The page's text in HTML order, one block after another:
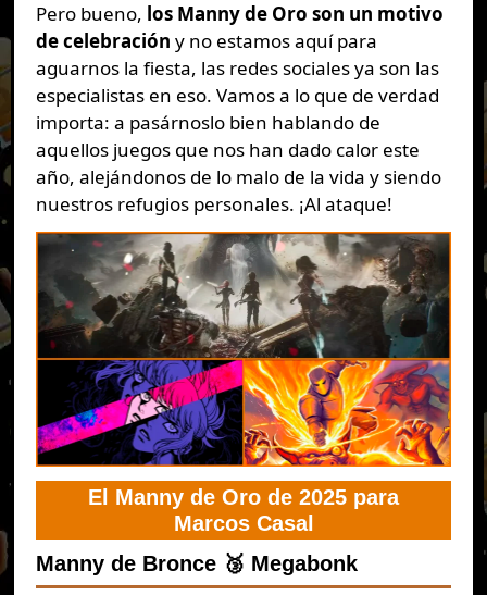
Pero bueno, los Manny de Oro son un motivo
de celebración y no estamos aquí para
aguarnos la fiesta, las redes sociales ya son las
especialistas en eso. Vamos a lo que de verdad
importa: a pasárnoslo bien hablando de
aquellos juegos que nos han dado calor este
año, alejándonos de lo malo de la vida y siendo
nuestros refugios personales. ¡Al ataque!
El Manny de Oro de 2025 para
Marcos Casal
Manny de Bronce 🥉 Megabonk